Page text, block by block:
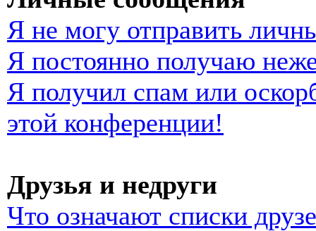
Я не могу отправить
Я постоянно получаю
Я получил спам или
этой конференции!
Друзья и недруги
Что означают списки